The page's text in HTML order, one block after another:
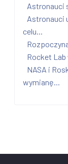
Astronauci
Astronauci
celu...
Rocket Lab
NASA i
wymianę...